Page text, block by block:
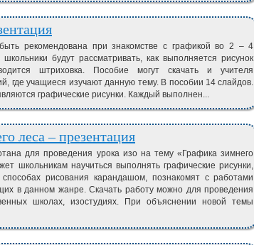
рекомендована при знакомстве с графикой во 2 – 4
будут рассматривать, как выполняется рисунок
штриховка. Пособие могут скачать и учителя
где учащиеся изучают данную тему. В пособии 14 слайдов.
графические рисунки. Каждый выполнен...
леса – презентация
для проведения урока изо на тему «Графика зимнего
школьникам научиться выполнять графические рисунки,
рисования карандашом, познакомят с работами
в данном жанре. Скачать работу можно для проведения
школах, изостудиях. При объяснении новой темы